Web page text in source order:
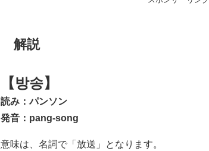
解説
【방송】
読み：パンソン
発音：pang-song
意味は、名詞で「放送」となります。